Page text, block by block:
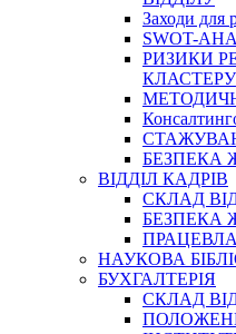
Заходи для
SWOT-
РИЗИКИ
КЛАСТЕРУ
БЕЗПЕКА
ВІДДІЛ КАДРІВ
СКЛАД
БЕЗПЕКА
НАУКОВА
БУХГАЛТЕРІЯ
СКЛАД